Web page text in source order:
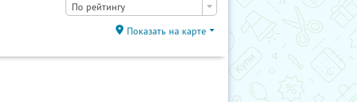
По рейтингу
Показать на карте